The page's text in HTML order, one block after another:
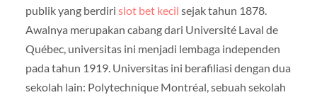
publik yang berdiri slot bet kecil sejak tahun 1878.
Awalnya merupakan cabang dari Université Laval de
Québec, universitas ini menjadi lembaga independen
pada tahun 1919. Universitas ini berafiliasi dengan dua
sekolah lain: Polytechnique Montréal, sebuah sekolah